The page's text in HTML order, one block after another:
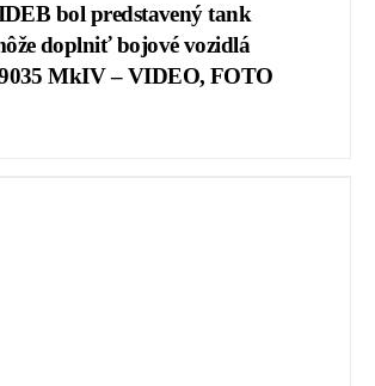
bol predstavený tank
doplniť bojové vozidlá
MkIV – VIDEO, FOTO